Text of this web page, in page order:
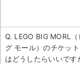
Q. LEGO BIG MORL
グ モール）のチケッ
はどうしたらいいです